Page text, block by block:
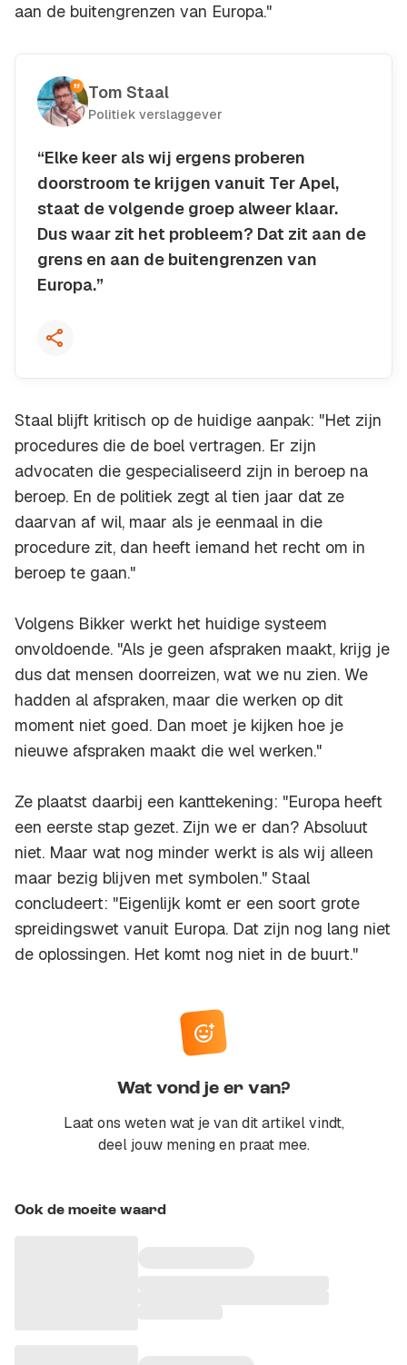
aan de buitengrenzen van Europa."
Tom Staal
Politiek verslaggever
“Elke keer als wij ergens proberen
doorstroom te krijgen vanuit Ter Apel,
staat de volgende groep alweer klaar.
Dus waar zit het probleem? Dat zit aan de
grens en aan de buitengrenzen van
Europa.”Kopieer quote
Staal blijft kritisch op de huidige aanpak: "Het zijn
procedures die de boel vertragen. Er zijn
advocaten die gespecialiseerd zijn in beroep na
beroep. En de politiek zegt al tien jaar dat ze
daarvan af wil, maar als je eenmaal in die
procedure zit, dan heeft iemand het recht om in
beroep te gaan."
Volgens Bikker werkt het huidige systeem
onvoldoende. "Als je geen afspraken maakt, krijg je
dus dat mensen doorreizen, wat we nu zien. We
hadden al afspraken, maar die werken op dit
moment niet goed. Dan moet je kijken hoe je
nieuwe afspraken maakt die wel werken."
Ze plaatst daarbij een kanttekening: "Europa heeft
een eerste stap gezet. Zijn we er dan? Absoluut
niet. Maar wat nog minder werkt is als wij alleen
maar bezig blijven met symbolen." Staal
concludeert: "Eigenlijk komt er een soort grote
spreidingswet vanuit Europa. Dat zijn nog lang niet
de oplossingen. Het komt nog niet in de buurt."
Wat vond je er van?
Laat ons weten wat je van dit artikel vindt,
deel jouw mening en praat mee.
Ook de moeite waard